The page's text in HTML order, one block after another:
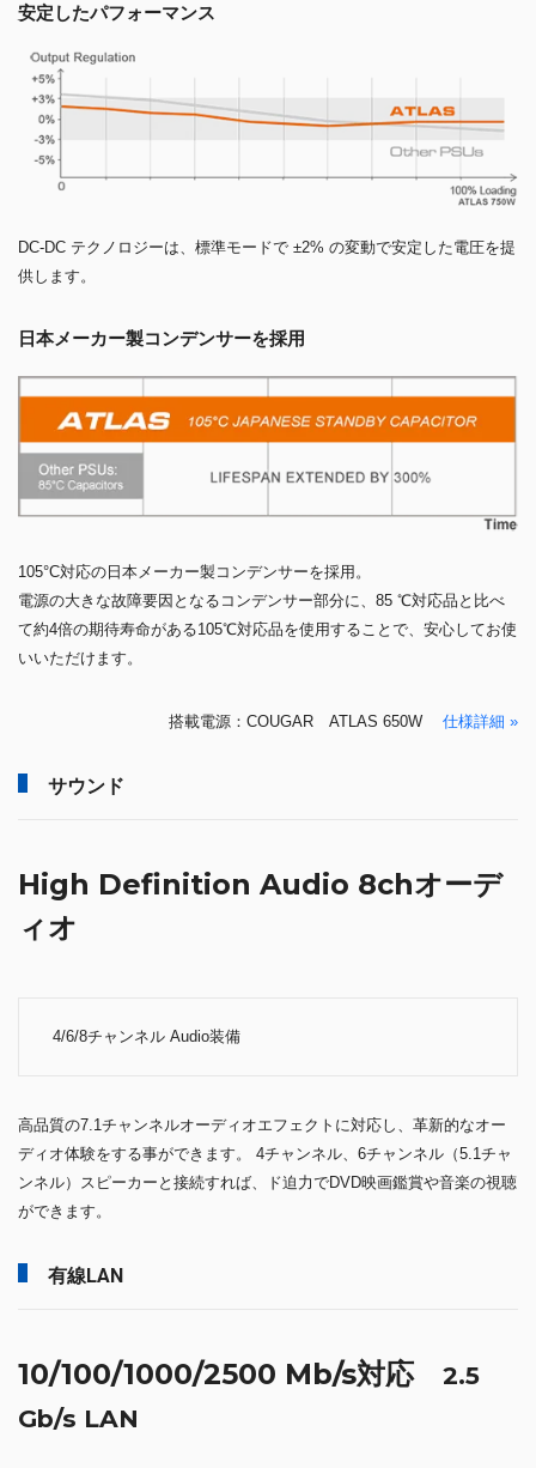
安定したパフォーマンス
DC-DC テクノロジーは、標準モードで ±2% の変動で安定した電圧を提
供します。
日本メーカー製コンデンサーを採用
105°C対応の日本メーカー製コンデンサーを採用。
電源の大きな故障要因となるコンデンサー部分に、85 ℃対応品と比べ
て約4倍の期待寿命がある105℃対応品を使用することで、安心してお使
いいただけます。
搭載電源：COUGAR ATLAS 650W 仕様詳細 »
サウンド
High Definition Audio 8chオーデ
ィオ
4/6/8チャンネル Audio装備
高品質の7.1チャンネルオーディオエフェクトに対応し、革新的なオー
ディオ体験をする事ができます。 4チャンネル、6チャンネル（5.1チャ
ンネル）スピーカーと接続すれば、ド迫力でDVD映画鑑賞や音楽の視聴
ができます。
有線LAN
10/100/1000/2500 Mb/s対応 2.5
Gb/s LAN